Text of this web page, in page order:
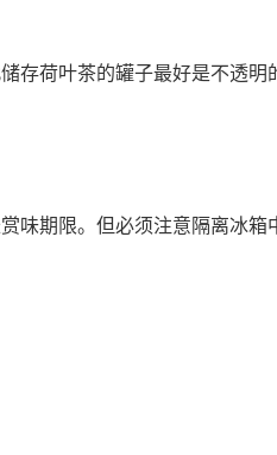
存荷叶茶的罐子最好是不透明
味期限。但必须注意隔离冰箱